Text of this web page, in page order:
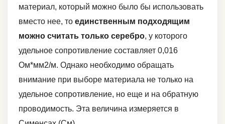
материал, который можно было бы использовать
вместо нее, то единственным подходящим
можно считать только серебро, у которого
удельное сопротивление составляет 0,016
Ом*мм2/м. Однако необходимо обращать
внимание при выборе материала не только на
удельное сопротивление, но еще и на обратную
проводимость. Эта величина измеряется в